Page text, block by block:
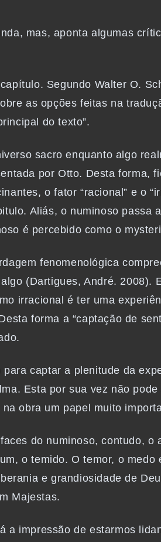
mas, aponta algumas
Segundo Walter O.
as opções feitas na
do texto”.
sacro enquanto algo
por Otto. Desta
o fator “racional” e o
Aliás, o numinoso
é percebido como o
fenomenológica
(Dartigues, André.
irracional é ter uma
forma a “captação de
captar a plenitude da
Esta por sua vez não
obra um papel muito
do numinoso, contudo,
o temido. O temor, o
e grandiosidade de
Majestas.
a impressão de estarmos